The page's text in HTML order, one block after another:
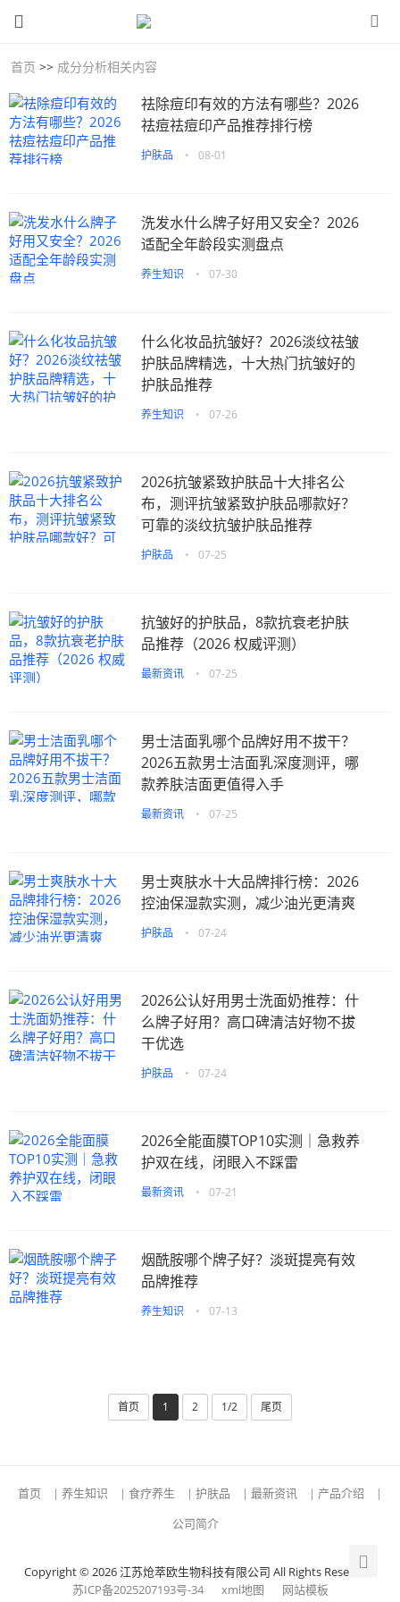
首页 >> 成分分析相关内容
祛除痘印有效的方法有哪些？2026
祛痘祛痘印产品推荐排行榜
护肤品 • 08-01
洗发水什么牌子好用又安全？2026
适配全年龄段实测盘点
养生知识 • 07-30
什么化妆品抗皱好？2026淡纹祛皱
护肤品牌精选，十大热门抗皱好的
护肤品推荐
养生知识 • 07-26
2026抗皱紧致护肤品十大排名公
布，测评抗皱紧致护肤品哪款好？
可靠的淡纹抗皱护肤品推荐
护肤品 • 07-25
抗皱好的护肤品，8款抗衰老护肤
品推荐（2026 权威评测）
最新资讯 • 07-25
男士洁面乳哪个品牌好用不拔干？
2026五款男士洁面乳深度测评，哪
款养肤洁面更值得入手
最新资讯 • 07-25
男士爽肤水十大品牌排行榜：2026
控油保湿款实测，减少油光更清爽
护肤品 • 07-24
2026公认好用男士洗面奶推荐：什
么牌子好用？高口碑清洁好物不拔
干优选
护肤品 • 07-24
2026全能面膜TOP10实测｜急救养
护双在线，闭眼入不踩雷
最新资讯 • 07-21
烟酰胺哪个牌子好？淡斑提亮有效
品牌推荐
养生知识 • 07-13
首页 1 2 1/2 尾页
首页 | 养生知识 | 食疗养生 | 护肤品 | 最新资讯 | 产品介绍
|
公司简介
Copyright © 2026 江苏炝萃欧生物科技有限公司 All Rights Reserved.
苏ICP备2025207193号-34
xml地图 网站模板